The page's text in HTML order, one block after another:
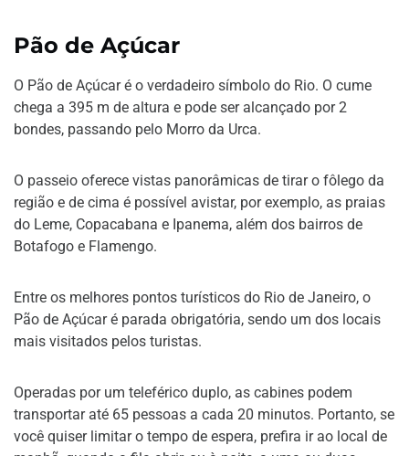
Pão de Açúcar
O Pão de Açúcar é o verdadeiro símbolo do Rio. O cume
chega a 395 m de altura e pode ser alcançado por 2
bondes, passando pelo Morro da Urca.
O passeio oferece vistas panorâmicas de tirar o fôlego da
região e de cima é possível avistar, por exemplo, as praias
do Leme, Copacabana e Ipanema, além dos bairros de
Botafogo e Flamengo.
Entre os melhores pontos turísticos do Rio de Janeiro, o
Pão de Açúcar é parada obrigatória, sendo um dos locais
mais visitados pelos turistas.
Operadas por um teleférico duplo, as cabines podem
transportar até 65 pessoas a cada 20 minutos. Portanto, se
você quiser limitar o tempo de espera, prefira ir ao local de